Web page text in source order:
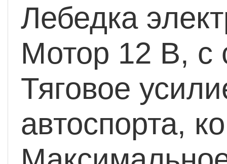
Лебедка
Мотор 12 В, с
Тяговое
автоспорта,